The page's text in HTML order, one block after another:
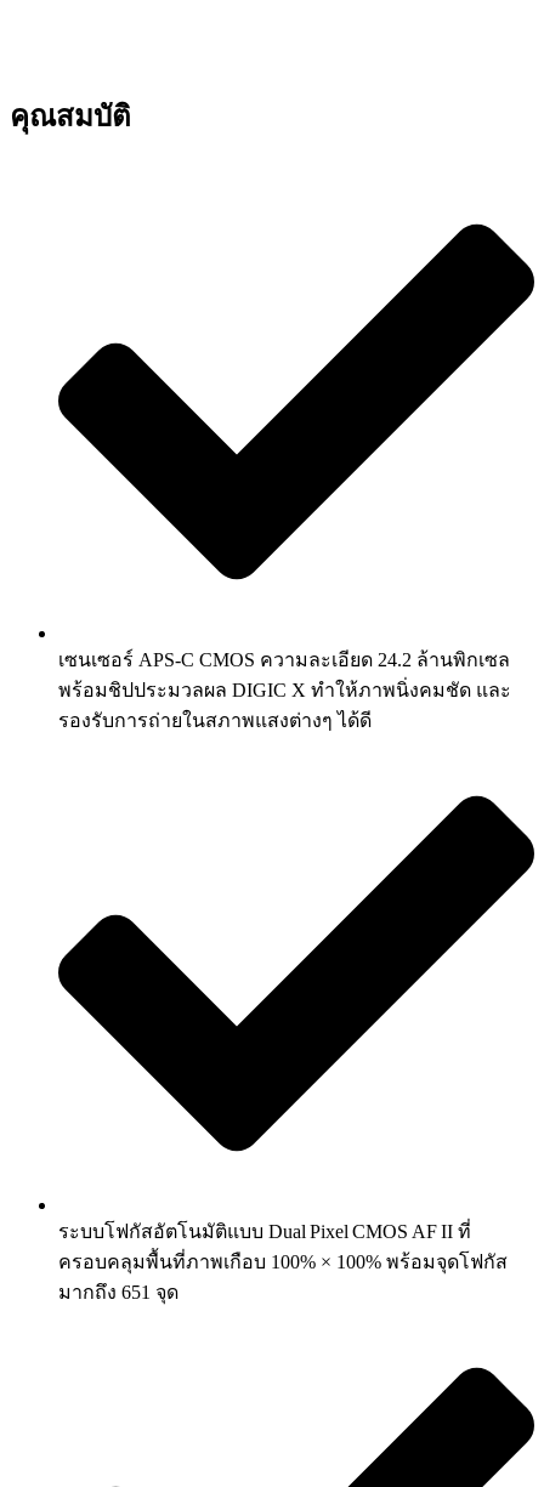
คุณสมบัติ
เซนเซอร์ APS-C CMOS ความละเอียด 24.2 ล้านพิกเซล
พร้อมชิปประมวลผล DIGIC X ทำให้ภาพนิ่งคมชัด และ
รองรับการถ่ายในสภาพแสงต่างๆ ได้ดี
ระบบโฟกัสอัตโนมัติแบบ Dual Pixel CMOS AF II ที่
ครอบคลุมพื้นที่ภาพเกือบ 100% × 100% พร้อมจุดโฟกัส
มากถึง 651 จุด